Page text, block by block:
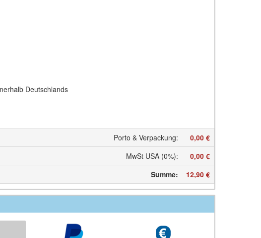
Deutschlands
Porto & Verpackung:
0,00 €
MwSt USA (0%):
0,00 €
Summe: 12,90 €